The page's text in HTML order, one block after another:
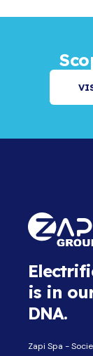
is in
DNA.
Zapi Spa -